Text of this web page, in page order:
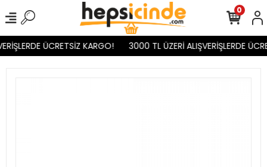
ÜCRETSİZ KARGO! 3000 TL ÜZERİ ALIŞVERİŞLERDE
0